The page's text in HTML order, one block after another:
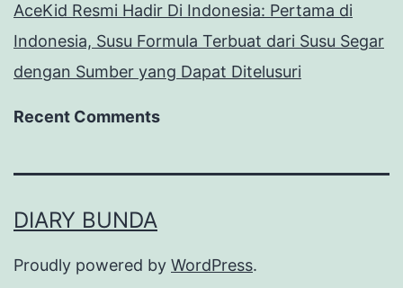
AceKid Resmi Hadir Di Indonesia: Pertama di
Indonesia, Susu Formula Terbuat dari Susu Segar
dengan Sumber yang Dapat Ditelusuri
Recent Comments
DIARY BUNDA
Proudly powered by WordPress.